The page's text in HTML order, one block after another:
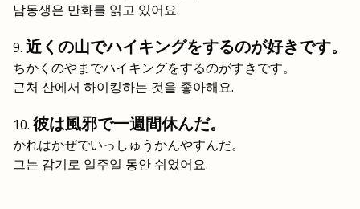
남동생은 만화를 읽고 있어요.
近くの山でハイキングをするのが好きです。
ちかくのやまでハイキングをするのがすきです。
근처 산에서 하이킹하는 것을 좋아해요.
彼は風邪で一週間休んだ。
かれはかぜでいっしゅうかんやすんだ。
그는 감기로 일주일 동안 쉬었어요.